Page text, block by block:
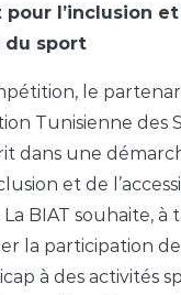
l’inclusion
du sport
le
Tunisienne des
dans une
et de
BIAT souhaite, à
la participation
à des activités